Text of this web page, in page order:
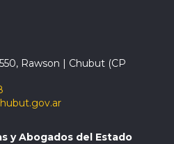
Rawson | Chubut (CP
y Abogados del Estado